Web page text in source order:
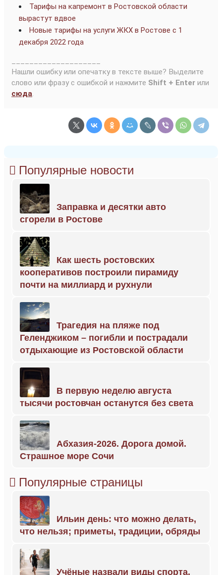
Тарифы на капремонт в Ростовской области
вырастут вдвое
Новые тарифы на услуги ЖКХ в Ростове с 1
декабря 2022 года
Нашли ошибку или опечатку в тексте выше? Выделите
слово или фразу с ошибкой и нажмите Shift + Enter или
сюда.
Популярные новости
Заправка и десятки авто
сгорели в Ростове
Как шесть ростовских
кооперативов построили пирамиду
почти на миллиард и рухнули
Трагедия на пляже под
Геленджиком – погибли и пострадали
отдыхающие из Ростовской области
В первую неделю августа
тысячи ростовчан останутся без света
Абхазия-2026. Дорога домой.
Страшное море Сочи
Популярные страницы
Ильин день: что можно делать,
что нельзя; приметы, традиции, обряды
Учёные назвали виды спорта,